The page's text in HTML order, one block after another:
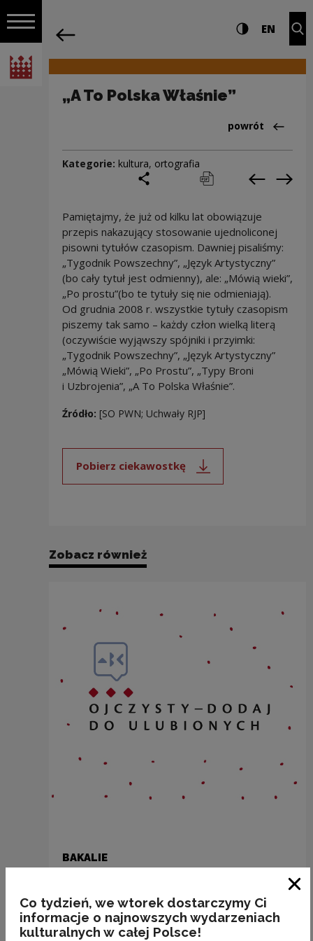
Włącz nawigację
Narodowe Centrum Kultury
Nawigacja Ustawienia i Wysoki
EN
„A To Polska Właśnie”
Powrót
powrót
Kategorie: kultura, ortografia
podziel się
drukuj pobierz
Pamiętajmy, że już od kilku lat obowiązuje
przepis nakazujący stosowanie ujednoliconej
pisowni tytułów czasopism. Dawniej pisaliśmy:
„Tygodnik Powszechny”, „Język Artystyczny”
(bo cały tytuł jest odmienny), ale: „Mówią wieki”,
„Po prostu”(bo te tytuły się nie odmieniają).
Od grudnia 2008 r. wszystkie tytuły czasopism
piszemy tak samo – każdy człon wielką literą
(oczywiście wyjąwszy spójniki i przyimki:
„Tygodnik Powszechny”, „Język Artystyczny”
„Mówią Wieki”, „Po Prostu”, „Typy Broni
i Uzbrojenia”, „A To Polska Właśnie”.
Źródło: [SO PWN; Uchwały RJP]
Pobierz ciekawostkę
Uwaga, link zostanie otwarty
Zobacz również
BAKALIE
Co tydzień, we wtorek dostarczymy Ci
informacje o najnowszych wydarzeniach
kulturalnych w całej Polsce!